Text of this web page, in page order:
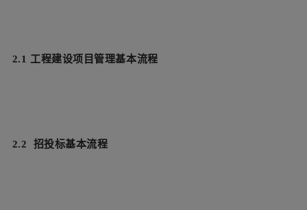
2.1 工程建设项目管理基本流程
2.2 招投标基本流程